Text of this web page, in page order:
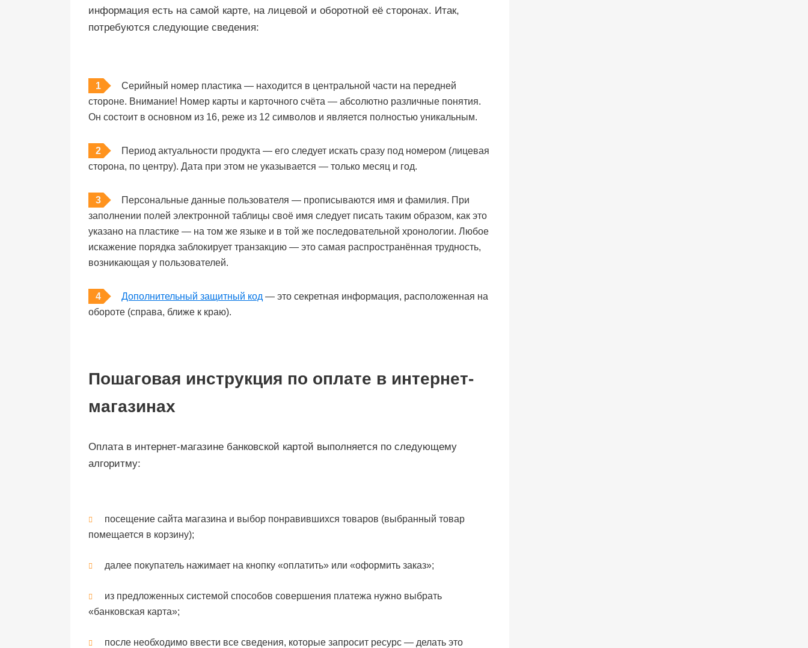
информация есть на самой карте, на лицевой и оборотной её сторонах. Итак,
потребуются следующие сведения:
Серийный номер пластика — находится в центральной части на передней
стороне. Внимание! Номер карты и карточного счёта — абсолютно различные понятия.
Он состоит в основном из 16, реже из 12 символов и является полностью уникальным.
Период актуальности продукта — его следует искать сразу под номером (лицевая
сторона, по центру). Дата при этом не указывается — только месяц и год.
Персональные данные пользователя — прописываются имя и фамилия. При
заполнении полей электронной таблицы своё имя следует писать таким образом, как это
указано на пластике — на том же языке и в той же последовательной хронологии. Любое
искажение порядка заблокирует транзакцию — это самая распространённая трудность,
возникающая у пользователей.
Дополнительный защитный код — это секретная информация, расположенная на
обороте (справа, ближе к краю).
Пошаговая инструкция по оплате в интернет-
магазинах
Оплата в интернет-магазине банковской картой выполняется по следующему
алгоритму:
посещение сайта магазина и выбор понравившихся товаров (выбранный товар
помещается в корзину);
далее покупатель нажимает на кнопку «оплатить» или «оформить заказ»;
из предложенных системой способов совершения платежа нужно выбрать
«банковская карта»;
после необходимо ввести все сведения, которые запросит ресурс — делать это